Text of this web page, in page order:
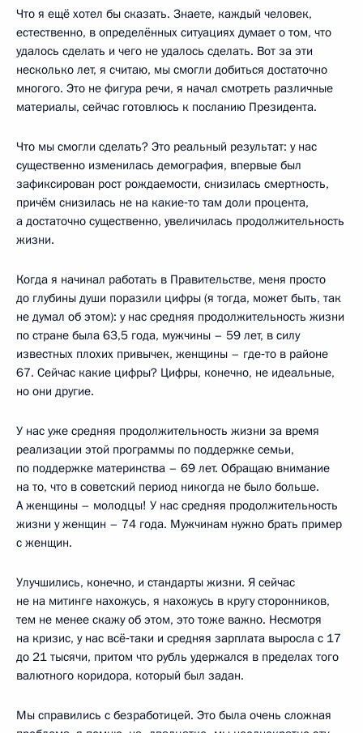
Что я ещё хотел бы сказать. Знаете, каждый человек,
естественно, в определённых ситуациях думает о том, что
удалось сделать и чего не удалось сделать. Вот за эти
несколько лет, я считаю, мы смогли добиться достаточно
многого. Это не фигура речи, я начал смотреть различные
материалы, сейчас готовлюсь к посланию Президента.
Что мы смогли сделать? Это реальный результат: у нас
существенно изменилась демография, впервые был
зафиксирован рост рождаемости, снизилась смертность,
причём снизилась не на какие‑то там доли процента,
а достаточно существенно, увеличилась продолжительность
жизни.
Когда я начинал работать в Правительстве, меня просто
до глубины души поразили цифры (я тогда, может быть, так
не думал об этом): у нас средняя продолжительность жизни
по стране была 63,5 года, мужчины – 59 лет, в силу
известных плохих привычек, женщины – где‑то в районе
67. Сейчас какие цифры? Цифры, конечно, не идеальные,
но они другие.
У нас уже средняя продолжительность жизни за время
реализации этой программы по поддержке семьи,
по поддержке материнства – 69 лет. Обращаю внимание
на то, что в советский период никогда не было больше.
А женщины – молодцы! У нас средняя продолжительность
жизни у женщин – 74 года. Мужчинам нужно брать пример
с женщин.
Улучшились, конечно, и стандарты жизни. Я сейчас
не на митинге нахожусь, я нахожусь в кругу сторонников,
тем не менее скажу об этом, это тоже важно. Несмотря
на кризис, у нас всё‑таки и средняя зарплата выросла с 17
до 21 тысячи, притом что рубль удержался в пределах того
валютного коридора, который был задан.
Мы справились с безработицей. Это была очень сложная